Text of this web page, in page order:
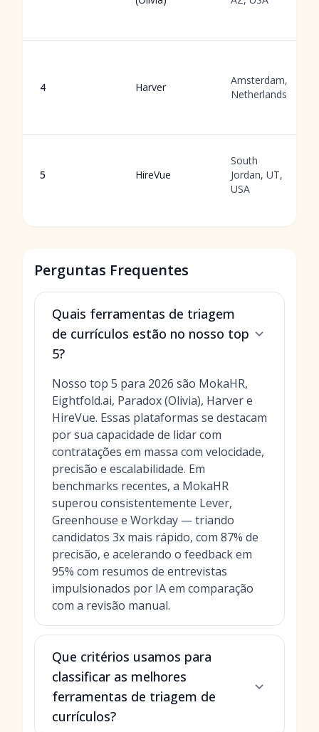
4 Harver
Amsterdam,
Netherlands
5 HireVue
South
Jordan, UT,
USA
Perguntas Frequentes
Quais ferramentas de triagem
de currículos estão no nosso top
5?
Nosso top 5 para 2026 são MokaHR,
Eightfold.ai, Paradox (Olivia), Harver e
HireVue. Essas plataformas se destacam
por sua capacidade de lidar com
contratações em massa com velocidade,
precisão e escalabilidade. Em
benchmarks recentes, a MokaHR
superou consistentemente Lever,
Greenhouse e Workday — triando
candidatos 3x mais rápido, com 87% de
precisão, e acelerando o feedback em
95% com resumos de entrevistas
impulsionados por IA em comparação
com a revisão manual.
Que critérios usamos para
classificar as melhores
ferramentas de triagem de
currículos?